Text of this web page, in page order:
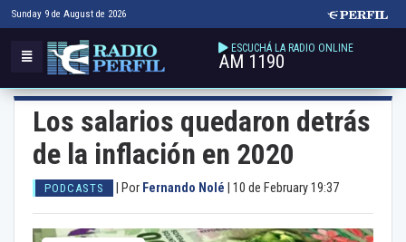
Sunday 9 de August de 2026
ESCUCHÁ LA RADIO ONLINE
AM 1190
Los salarios quedaron detrás
de la inflación en 2020
PODCASTS Por Fernando Nolé 10 de February 19:37